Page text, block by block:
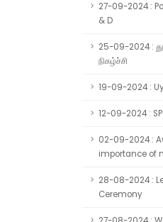
27-09-2024 :
& D
25-09-2024 :
நிகழ்ச்சி
19-09-2024 :
12-09-2024 :
02-09-2024 :
importance of
28-08-2024 :
Ceremony